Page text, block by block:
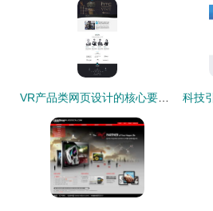
VR产品类网页设计的核心要素与实践指南